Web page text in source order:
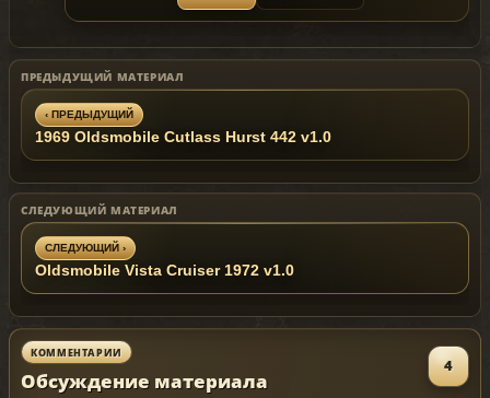
ПРЕДЫДУЩИЙ МАТЕРИАЛ
‹ ПРЕДЫДУЩИЙ
1969 Oldsmobile Cutlass Hurst 442 v1.0
СЛЕДУЮЩИЙ МАТЕРИАЛ
СЛЕДУЮЩИЙ ›
Oldsmobile Vista Cruiser 1972 v1.0
КОММЕНТАРИИ
Обсуждение материала
4